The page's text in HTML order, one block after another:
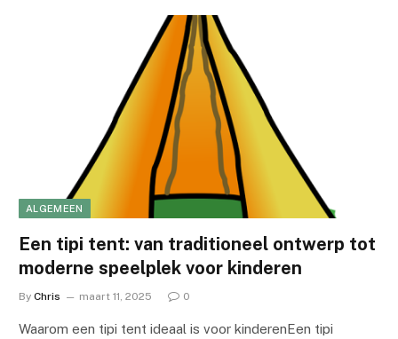
ALGEMEEN
Een tipi tent: van traditioneel ontwerp tot
moderne speelplek voor kinderen
By Chris maart 11, 2025 0
Waarom een tipi tent ideaal is voor kinderenEen tipi